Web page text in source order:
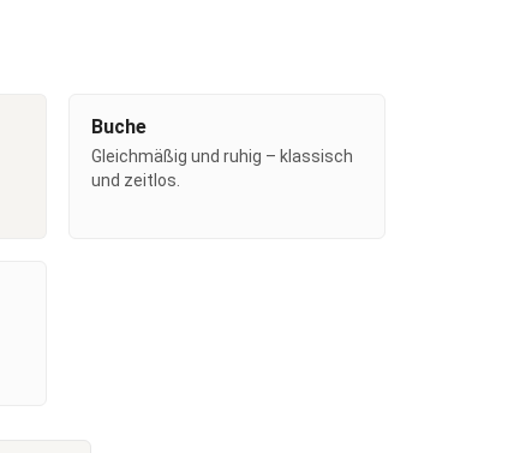
Buche
Gleichmäßig und ruhig – klassisch
und zeitlos.